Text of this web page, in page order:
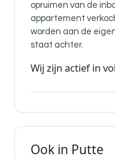
opruimen van de
appartement
worden aan de
staat achter.
Wij zijn actief in
Ook in Putte